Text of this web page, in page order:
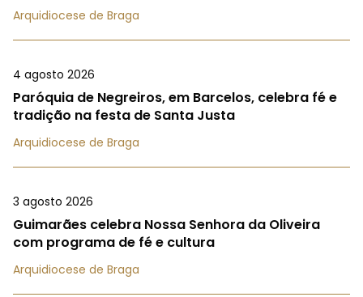
Arquidiocese de Braga
4 agosto 2026
Paróquia de Negreiros, em Barcelos, celebra fé e
tradição na festa de Santa Justa
Arquidiocese de Braga
3 agosto 2026
Guimarães celebra Nossa Senhora da Oliveira
com programa de fé e cultura
Arquidiocese de Braga